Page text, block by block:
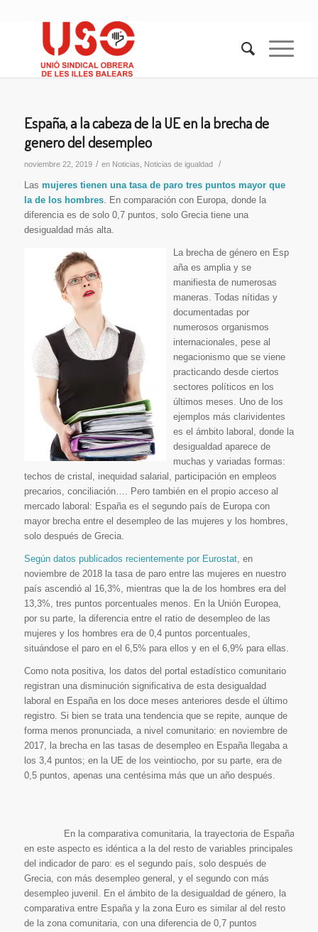
España, a la cabeza de la UE en la brecha de
genero del desempleo
noviembre 22, 2019 / en Noticias Noticias de igualdad /
Las mujeres tienen una tasa de paro tres puntos mayor que
la de los hombres. En comparación con Europa, donde la
diferencia es de solo 0,7 puntos, solo Grecia tiene una
desigualdad más alta.
La brecha de género en Esp
aña es amplia y se
manifiesta de numerosas
maneras. Todas nítidas y
documentadas por
numerosos organismos
internacionales, pese al
negacionismo que se viene
practicando desde ciertos
sectores políticos en los
últimos meses. Uno de los
ejemplos más clarividentes
es el ámbito laboral, donde la
desigualdad aparece de
muchas y variadas formas:
techos de cristal, inequidad salarial, participación en empleos
precarios, conciliación…. Pero también en el propio acceso al
mercado laboral: España es el segundo país de Europa con
mayor brecha entre el desempleo de las mujeres y los hombres,
solo después de Grecia.
Según datos publicados recientemente por Eurostat, en
noviembre de 2018 la tasa de paro entre las mujeres en nuestro
país ascendió al 16,3%, mientras que la de los hombres era del
13,3%, tres puntos porcentuales menos. En la Unión Europea,
por su parte, la diferencia entre el ratio de desempleo de las
mujeres y los hombres era de 0,4 puntos porcentuales,
situándose el paro en el 6,5% para ellos y en el 6,9% para ellas.
Como nota positiva, los datos del portal estadístico comunitario
registran una disminución significativa de esta desigualdad
laboral en España en los doce meses anteriores desde el último
registro. Si bien se trata una tendencia que se repite, aunque de
forma menos pronunciada, a nivel comunitario: en noviembre de
2017, la brecha en las tasas de desempleo en España llegaba a
los 3,4 puntos; en la UE de los veintiocho, por su parte, era de
0,5 puntos, apenas una centésima más que un año después.
En la comparativa comunitaria, la trayectoria de España
en este aspecto es idéntica a la del resto de variables principales
del indicador de paro: es el segundo país, solo después de
Grecia, con más desempleo general, y el segundo con más
desempleo juvenil. En el ámbito de la desigualdad de género, la
comparativa entre España y la zona Euro es similar al del resto
de la zona comunitaria, con una diferencia de 0,7 puntos